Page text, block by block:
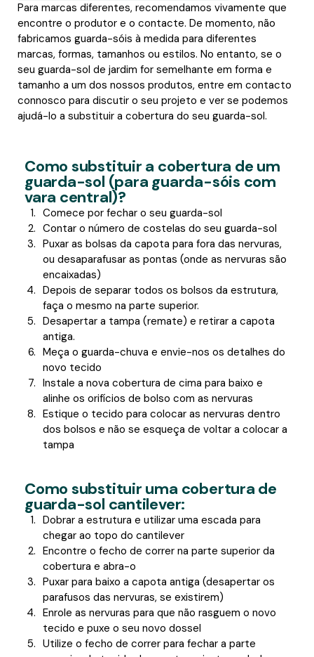
Para marcas diferentes, recomendamos vivamente que
encontre o produtor e o contacte. De momento, não
fabricamos guarda-sóis à medida para diferentes
marcas, formas, tamanhos ou estilos. No entanto, se o
seu guarda-sol de jardim for semelhante em forma e
tamanho a um dos nossos produtos, entre em contacto
connosco para discutir o seu projeto e ver se podemos
ajudá-lo a substituir a cobertura do seu guarda-sol.
Como substituir a cobertura de um
guarda-sol (para guarda-sóis com
vara central)?
Comece por fechar o seu guarda-sol
Contar o número de costelas do seu guarda-sol
Puxar as bolsas da capota para fora das nervuras,
ou desaparafusar as pontas (onde as nervuras são
encaixadas)
Depois de separar todos os bolsos da estrutura,
faça o mesmo na parte superior.
Desapertar a tampa (remate) e retirar a capota
antiga.
Meça o guarda-chuva e envie-nos os detalhes do
novo tecido
Instale a nova cobertura de cima para baixo e
alinhe os orifícios de bolso com as nervuras
Estique o tecido para colocar as nervuras dentro
dos bolsos e não se esqueça de voltar a colocar a
tampa
Como substituir uma cobertura de
guarda-sol cantilever:
Dobrar a estrutura e utilizar uma escada para
chegar ao topo do cantilever
Encontre o fecho de correr na parte superior da
cobertura e abra-o
Puxar para baixo a capota antiga (desapertar os
parafusos das nervuras, se existirem)
Enrole as nervuras para que não rasguem o novo
tecido e puxe o seu novo dossel
Utilize o fecho de correr para fechar a parte